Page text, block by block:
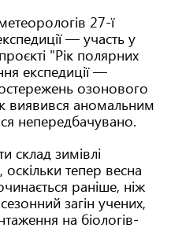
27-ї
— участь у
"Рік полярних
експедиції —
озонового
виявився аномальним
непередбачувано.
склад зимівлі
оскільки тепер весна
раніше, ніж
загін учених,
на біологів-